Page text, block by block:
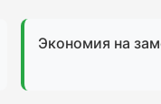
Экономия на